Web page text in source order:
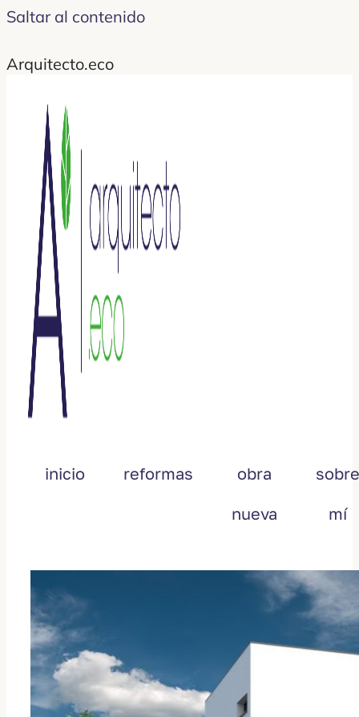
Saltar al contenido
Arquitecto.eco
inicio reformas obra
nueva
sobre
mí